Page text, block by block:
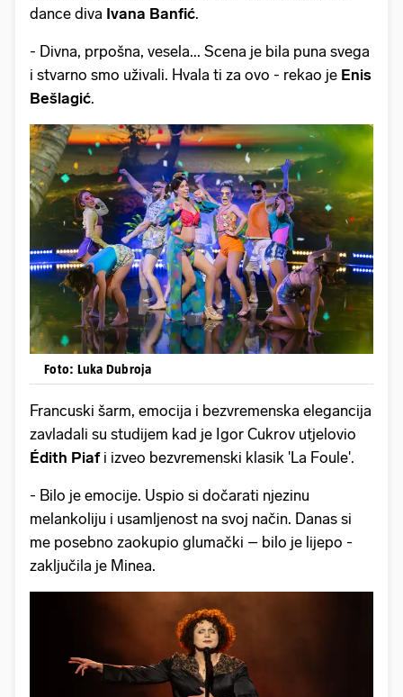
dance diva Ivana Banfić.
- Divna, prpošna, vesela... Scena je bila puna svega
i stvarno smo uživali. Hvala ti za ovo - rekao je Enis
Bešlagić.
Foto: Luka Dubroja
Francuski šarm, emocija i bezvremenska elegancija
zavladali su studijem kad je Igor Cukrov utjelovio
Édith Piafi izveo bezvremenski klasik 'La Foule'.
- Bilo je emocije. Uspio si dočarati njezinu
melankoliju i usamljenost na svoj način. Danas si
me posebno zaokupio glumački – bilo je lijepo -
zaključila je Minea.